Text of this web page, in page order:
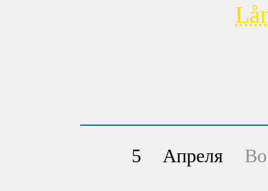
5 Апреля